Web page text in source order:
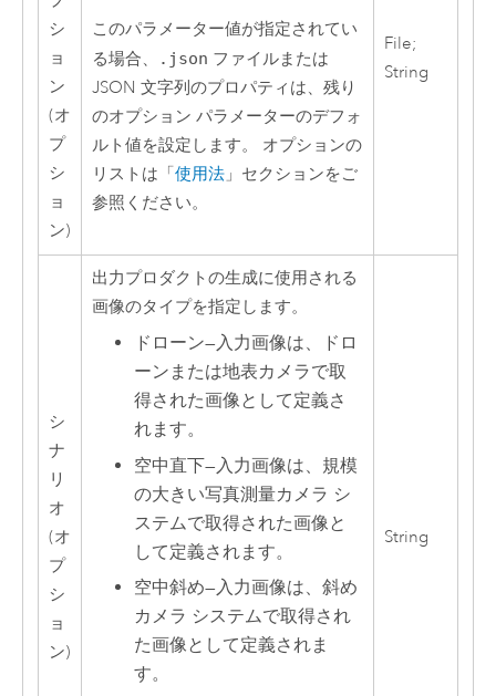
シ
ョ
ン
(オ
プ
シ
ョ
ン)
このパラメーター値が指定されてい
る場合、
.json ファイルまたは
JSON 文字列のプロパティは、残り
のオプション パラメーターのデフォ
ルト値を設定します。 オプションの
リストは「使用法」セクションをご
参照ください。
File;
String
シ
ナ
リ
オ
(オ
プ
シ
ョ
ン)
出力プロダクトの生成に使用される
画像のタイプを指定します。
ドローン—入力画像は、ドロ
ーンまたは地表カメラで取
得された画像として定義さ
れます。
空中直下—入力画像は、規模
の大きい写真測量カメラ シ
ステムで取得された画像と
して定義されます。
空中斜め—入力画像は、斜め
カメラ システムで取得され
た画像として定義されま
す。
String